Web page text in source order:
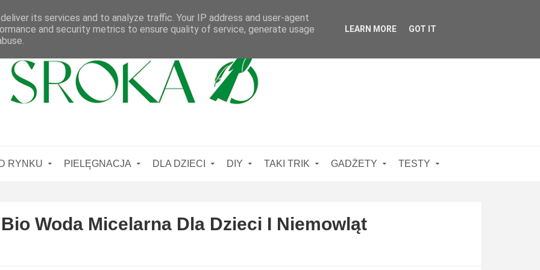
RYNKU PIELĘGNACJA DLA DZIECI DIY TAKI TRIK GADŻETY TESTY
Woda Micelarna Dla Dzieci I Niemowląt
its services and to analyze traffic. Your IP address and user-agent
and security metrics to ensure quality of service, generate usage
LEARN MORE GOT IT